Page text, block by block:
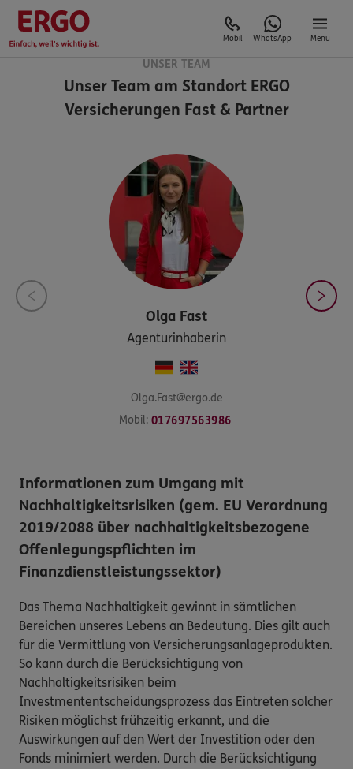
Mobil WhatsApp Menü
UNSER TEAM
Unser Team am StandortERGO
Versicherungen Fast & Partner
Olga Fast
Agenturinhaberin
Olga.Fast@ergo.de
Mobil: 017697563986
Informationen zum Umgang mit
Nachhaltigkeitsrisiken (gem. EU Verordnung
2019/2088 über nachhaltigkeitsbezogene
Offenlegungspflichten im
Finanzdienstleistungssektor)
Das Thema Nachhaltigkeit gewinnt in sämtlichen
Bereichen unseres Lebens an Bedeutung. Dies gilt auch
für die Vermittlung von Versicherungsanlageprodukten.
So kann durch die Berücksichtigung von
Nachhaltigkeitsrisiken beim
Investmententscheidungsprozess das Eintreten solcher
Risiken möglichst frühzeitig erkannt, und die
Auswirkungen auf den Wert der Investition oder den
Fonds minimiert werden. Durch die Berücksichtigung